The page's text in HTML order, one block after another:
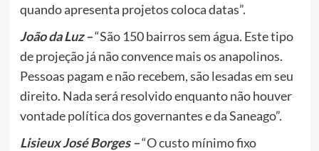
quando apresenta projetos coloca datas”.
João da Luz –“São 150 bairros sem água. Este tipo
de projeção já não convence mais os anapolinos.
Pessoas pagam e não recebem, são lesadas em seu
direito. Nada será resolvido enquanto não houver
vontade política dos governantes e da Saneago”.
Lisieux José Borges –“O custo mínimo fixo